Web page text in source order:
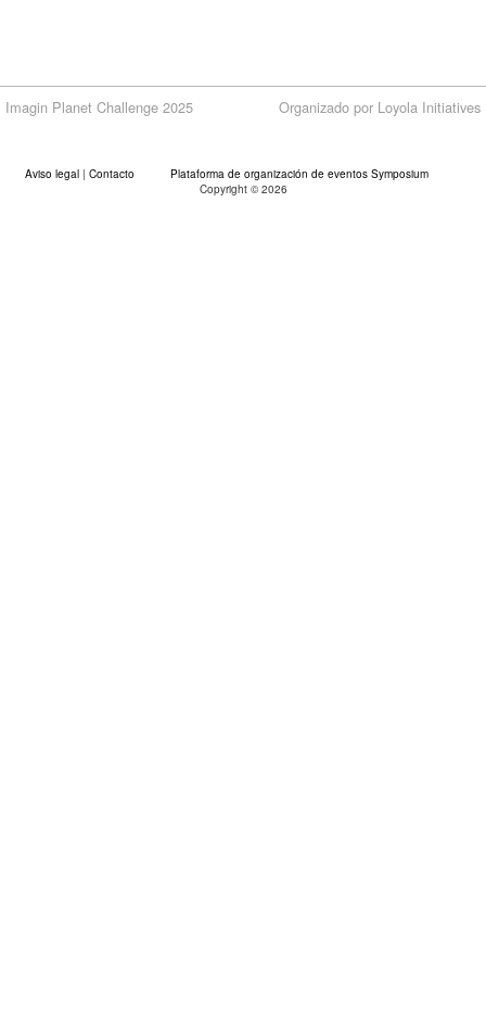
Imagin Planet Challenge 2025 Organizado por Loyola Initiatives
Aviso legal | Contacto
Plataforma de organización de eventos Symposium
Copyright © 2026